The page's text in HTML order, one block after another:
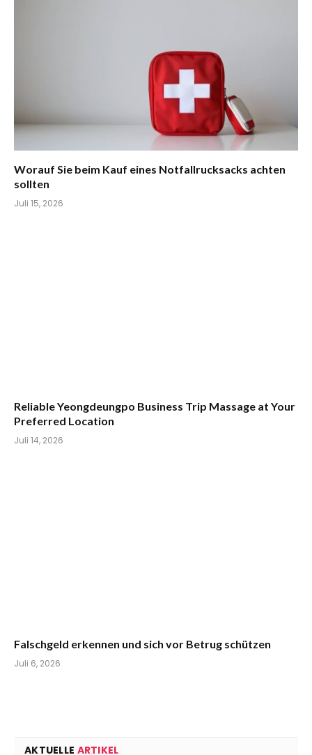
Worauf Sie beim Kauf eines Notfallrucksacks achten
sollten
Juli 15, 2026
Reliable Yeongdeungpo Business Trip Massage at Your
Preferred Location
Juli 14, 2026
Falschgeld erkennen und sich vor Betrug schützen
Juli 6, 2026
AKTUELLE ARTIKEL